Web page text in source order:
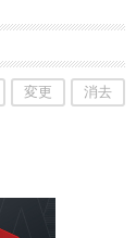
変更 消去